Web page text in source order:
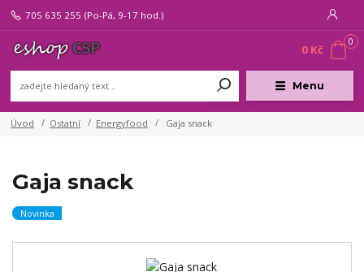
Menu
705 635 255 (Po-Pá, 9-17 hod.)
0
0 Kč
Úvod Ostatní Energyfood Gaja snack
Gaja snack
Novinka